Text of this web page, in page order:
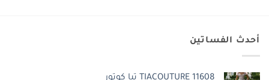
أحدث الفساتين